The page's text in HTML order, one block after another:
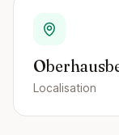
Localisation